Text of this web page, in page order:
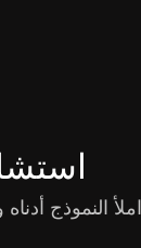
املأ النموذج